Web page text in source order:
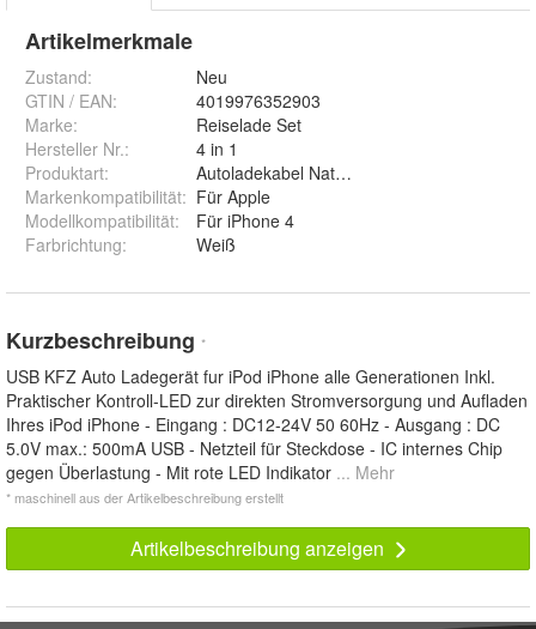
Artikelmerkmale
Zustand:
Neu
GTIN / EAN:
4019976352903
Marke:
Reiselade Set
Hersteller Nr.:
4 in 1
Produktart:
Autoladekabel Natzgerät USB
Markenkompatibilität: Für Apple
Modellkompatibilität:
Für iPhone 4
Farbrichtung: Weiß
Kurzbeschreibung *
USB KFZ Auto Ladegerät fur iPod iPhone alle Generationen Inkl.
Praktischer Kontroll-LED zur direkten Stromversorgung und Aufladen
Ihres iPod iPhone - Eingang : DC12-24V 50 60Hz - Ausgang : DC
5.0V max.: 500mA USB - Netzteil für Steckdose - IC internes Chip
gegen Überlastung - Mit rote LED Indikator ... Mehr
* maschinell aus der Artikelbeschreibung erstellt
Artikelbeschreibung anzeigen